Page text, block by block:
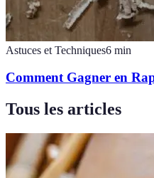
Astuces et Techniques6 min
Comment Gagner en
Tous les articles